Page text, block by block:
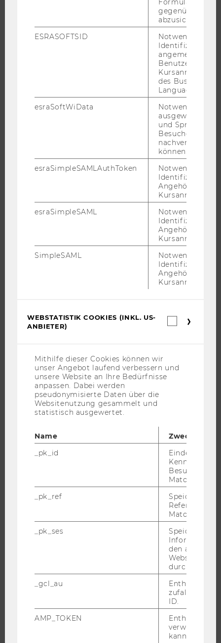
BEWERBUNG UND ZULASSUNG
INFORMATIONEN FÜR STUDIERENDE
INTERNATIONALE UND INCOMING EXCHANGE STUDIERENDE
ANGEBOTE FÜR SCHULEN UND STUDIENINTERESSIERTE
UNIVERSITÄT
WU FOUNDATION
gegenüber
abzusichern.
ESRASOFTSID
Notwendig zur
Identifizierung
angemeldeten
Benutzers im
des Business
Language
esraSoftWiData
Notwendig um
ausgewählte
und
Besuchers
nachverfolgen
können.
esraSimpleSAMLAuthToken
Notwendig zur
Identifizierung
Angehörige/r für
Kursanmeldung.
esraSimpleSAML
Notwendig zur
Identifizierung
Angehörige/r für
Kursanmeldung.
SimpleSAML
Notwendig zur
Identifizierung
Angehörige/r für
Kursanmeldung.
WEBSTATISTIK COOKIES (INKL. US-
ANBIETER)
Mithilfe dieser Cookies können wir
unser Angebot laufend verbessern und
unsere Website an Ihre Bedürfnisse
anpassen. Dabei werden
pseudonymisierte Daten über die
Websitenutzung gesammelt und
statistisch ausgewertet.
Name
Zweck
_pk_id
Eindeutige
Besuchers
Matomo.
_pk_ref
Speicherung
Referrers
Matomo.
_pk_ses
Speicherung
den aktuellen
durch
_gcl_au
Enthält eine
ID.
AMP_TOKEN
Enthält ein
verwendet
kann, um